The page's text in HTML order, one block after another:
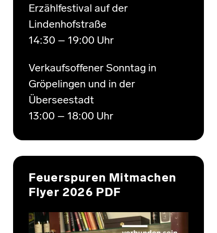
Erzählfestival auf der
Lindenhofstraße
14:30 – 19:00 Uhr
Verkaufsoffener Sonntag in
Gröpelingen und in der
Überseestadt
13:00 – 18:00 Uhr
Feuerspuren Mitmachen
Flyer 2026 PDF